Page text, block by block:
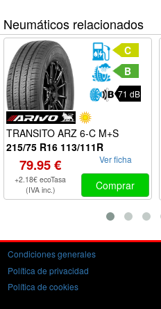
Neumáticos relacionados
C
B
71 dB
TRANSITO ARZ 6-C M+S
215/75 R16 113/111R
79.95 €
+2.18€ ecoTasa
(IVA inc.)
Ver ficha
Comprar
Condiciones generales
Política de privacidad
Política de cookies